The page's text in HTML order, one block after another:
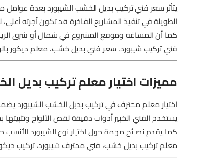
يتأثر سعر فني تركيب بديل الخشب الشيبورد بعدة
الطويلة في تنفيذ المشاريع الفاخرة قد تكون أجرته
كما أن المسافة وموقع المشروع في شمال أو شرق
فني تركيب شيبورد، سعر فني بديل خشب، معلم ديكور
مميزات اختيار معلم تركيب بديل
اختيار معلم محترف في تركيب بديل الخشب الشيبورد
يستخدم الفني الخبير أدوات دقيقة لقص الألواح
كما يقدم نصائح مهمة حول اختيار نوع الشيبورد
معلم تركيب بديل خشب، فني محترف شيبورد، تركيب